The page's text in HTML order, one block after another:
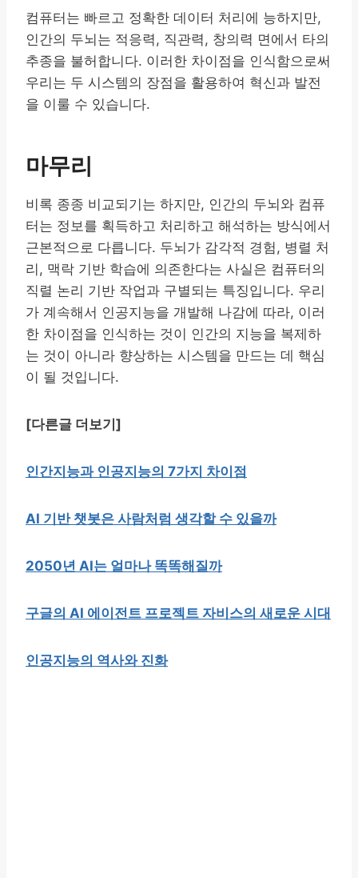
컴퓨터는 빠르고 정확한 데이터 처리에 능하지만,
인간의 두뇌는 적응력, 직관력, 창의력 면에서 타의
추종을 불허합니다. 이러한 차이점을 인식함으로써
우리는 두 시스템의 장점을 활용하여 혁신과 발전
을 이룰 수 있습니다.
마무리
비록 종종 비교되기는 하지만, 인간의 두뇌와 컴퓨
터는 정보를 획득하고 처리하고 해석하는 방식에서
근본적으로 다릅니다. 두뇌가 감각적 경험, 병렬 처
리, 맥락 기반 학습에 의존한다는 사실은 컴퓨터의
직렬 논리 기반 작업과 구별되는 특징입니다. 우리
가 계속해서 인공지능을 개발해 나감에 따라, 이러
한 차이점을 인식하는 것이 인간의 지능을 복제하
는 것이 아니라 향상하는 시스템을 만드는 데 핵심
이 될 것입니다.
[다른글 더보기]
인간지능과 인공지능의 7가지 차이점
AI 기반 챗봇은 사람처럼 생각할 수 있을까
2050년 AI는 얼마나 똑똑해질까
구글의 AI 에이전트 프로젝트 자비스의 새로운 시대
인공지능의 역사와 진화